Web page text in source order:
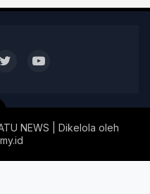
NEWS | Dikelola oleh